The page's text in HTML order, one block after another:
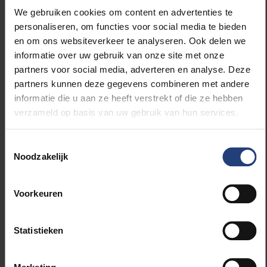
We gebruiken cookies om content en advertenties te
personaliseren, om functies voor social media te bieden
en om ons websiteverkeer te analyseren. Ook delen we
informatie over uw gebruik van onze site met onze
partners voor social media, adverteren en analyse. Deze
partners kunnen deze gegevens combineren met andere
informatie die u aan ze heeft verstrekt of die ze hebben
verzameld op basis van uw gebruik van hun services.
Noodzakelijk
Voorkeuren
Statistieken
gestegen.’
‘In de OESO-cijfers zit België, samen met Duitsland en
Oostenrijk, gelukkig nog aan de absolute top van het
aantal ziekenhuisbedden per inwoner. We scoren
beter dan Italië, Spanje of zelfs Nederland, die veel
meer de shift naar ambulante zorg gemaakt hebben.’
ziekenhuislandschap. Ik moet toegeven dat we in
geen enkel scenario rekening gehouden hebben met
2004: de mensen waren vergeten dat dat bestond.’
‘Uiteindelijk is het een kwestie van probabiliteit: ooit
slaat nog wel eens een meteoriet in, maar op dit vlak